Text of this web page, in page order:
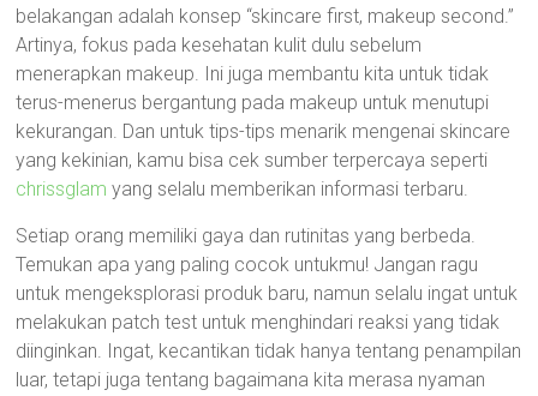
belakangan adalah konsep “skincare first, makeup second.”
Artinya, fokus pada kesehatan kulit dulu sebelum
menerapkan makeup. Ini juga membantu kita untuk tidak
terus-menerus bergantung pada makeup untuk menutupi
kekurangan. Dan untuk tips-tips menarik mengenai skincare
yang kekinian, kamu bisa cek sumber terpercaya seperti
chrissglam yang selalu memberikan informasi terbaru.
Setiap orang memiliki gaya dan rutinitas yang berbeda.
Temukan apa yang paling cocok untukmu! Jangan ragu
untuk mengeksplorasi produk baru, namun selalu ingat untuk
melakukan patch test untuk menghindari reaksi yang tidak
diinginkan. Ingat, kecantikan tidak hanya tentang penampilan
luar, tetapi juga tentang bagaimana kita merasa nyaman